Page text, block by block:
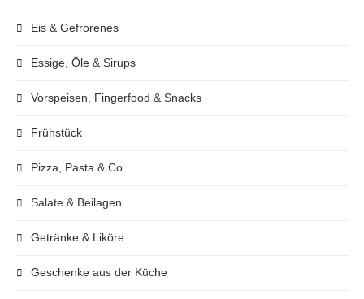
Eis & Gefrorenes
Essige, Öle & Sirups
Vorspeisen, Fingerfood & Snacks
Frühstück
Pizza, Pasta & Co
Salate & Beilagen
Getränke & Liköre
Geschenke aus der Küche